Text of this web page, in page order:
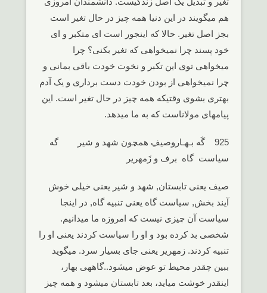
هم میگویند در این دنیا همه چیز در حال تغیر است
بجز اصل تغیر. حالا که اینجور است ای متکبر و ای
خود پسند چرا نمیخواهی که تغیر بکنی؟ چرا
میخواهی توی این تکبر و نخوت خودت باقی بمانی و
چرا نمیخواهی از بودن خودت دست برداری و یک آدم
بهتری بشوی وقتیکه همه چیز در حال تغیر است. این
پیامهای مولاناست که به ما میدهد.
925 گَه بـهـاروصیفِ همچون شهد و شیر گه
سیاست گاه برف و زَمهریر
صیف یعنی تابستان, شهد و شیر یعنی خیلی خوش
آیند بخش, سیاست گاه یعنی تنبیه گاه, در اینجا
سیاست آن چیزی نیست که امروزه ما میدانیم.
شخصی بد کرده بود و او را سیاست کردند یعنی او را
تنبیه کردند. زمهریر یعنی جای بسیار سرد. میگوید
ببین چقدر محیط تو عوض میشود..گاههی بهار،
اینقدر خوشت میاید، بعد تابستان میشود و همه چیز